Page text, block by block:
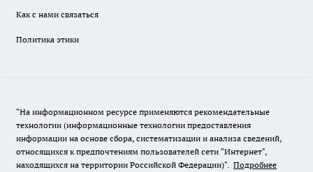
Как с нами связаться
Политика этики
"На информационном ресурсе применяются рекомендательные
технологии (информационные технологии предоставления
информации на основе сбора, систематизации и анализа сведений,
относящихся к предпочтениям пользователей сети "Интернет",
находящихся на территории Российской Федерации)". Подробнее